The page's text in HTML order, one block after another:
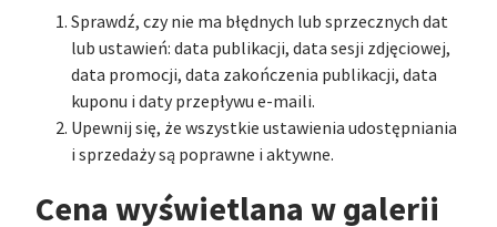
Sprawdź, czy nie ma błędnych lub sprzecznych dat
lub ustawień: data publikacji, data sesji zdjęciowej,
data promocji, data zakończenia publikacji, data
kuponu i daty przepływu e-maili.
Upewnij się, że wszystkie ustawienia udostępniania
i sprzedaży są poprawne i aktywne.
Cena wyświetlana w galerii